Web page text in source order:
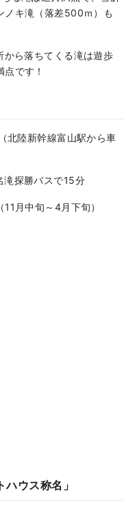
ノキ滝（落差500ｍ）も
ら落ちてくる滝は遊歩
です！
北陸新幹線富山駅から車
探勝バスで15分
月中旬～4月下旬）
ウス称名」